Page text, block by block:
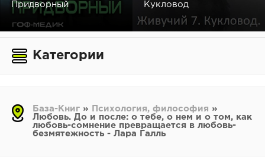
Придворный Кукловод
Категории
База-Книг » Психология, философия »
Любовь. До и после: о тебе, о нем и о том, как
любовь-сомнение превращается в любовь-
безмятежность - Лара Галль